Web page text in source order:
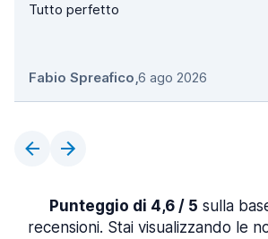
Tutto perfetto
Fabio Spreafico,6 ago 2026
Punteggio di 4,6 / 5 sulla
recensioni. Stai visualizzando le